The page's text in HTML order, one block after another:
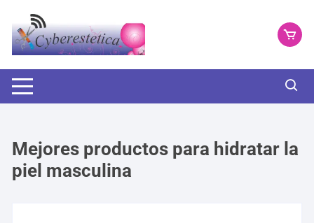
contenido
Mejores productos para hidratar la
piel masculina